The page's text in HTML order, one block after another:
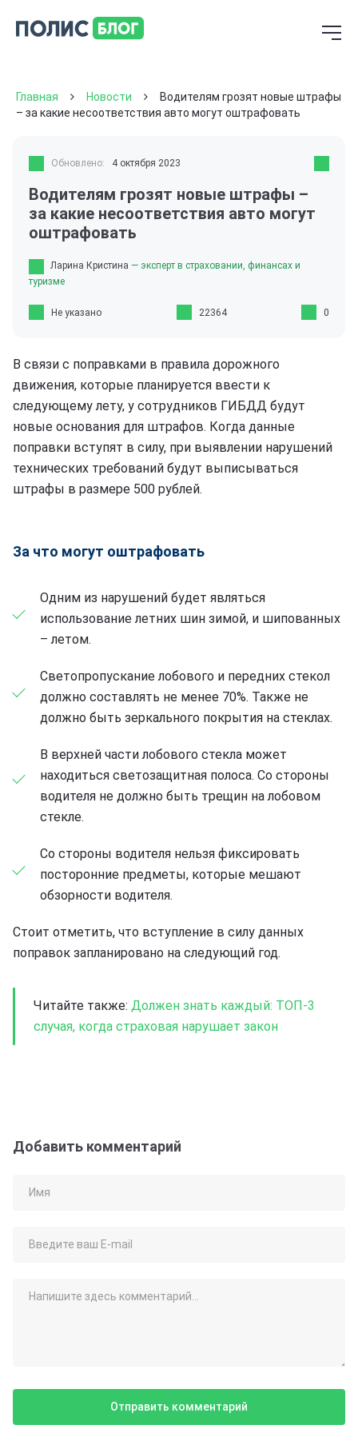
Главная Новости
Водителям грозят новые штрафы
– за какие несоответствия авто могут оштрафовать
Обновлено: 4 октября 2023
Водителям грозят новые штрафы –
за какие несоответствия авто могут
оштрафовать
Ларина Кристина — эксперт в страховании, финансах и
туризме
Не указано 22364 0
В связи с поправками в правила дорожного
движения, которые планируется ввести к
следующему лету, у сотрудников ГИБДД будут
новые основания для штрафов. Когда данные
поправки вступят в силу, при выявлении нарушений
технических требований будут выписываться
штрафы в размере 500 рублей.
За что могут оштрафовать
Одним из нарушений будет являться
использование летних шин зимой, и шипованных
– летом.
Светопропускание лобового и передних стекол
должно составлять не менее 70%. Также не
должно быть зеркального покрытия на стеклах.
В верхней части лобового стекла может
находиться светозащитная полоса. Со стороны
водителя не должно быть трещин на лобовом
стекле.
Со стороны водителя нельзя фиксировать
посторонние предметы, которые мешают
обзорности водителя.
Стоит отметить, что вступление в силу данных
поправок запланировано на следующий год.
Читайте также: Должен знать каждый: ТОП-3
случая, когда страховая нарушает закон
Добавить комментарий